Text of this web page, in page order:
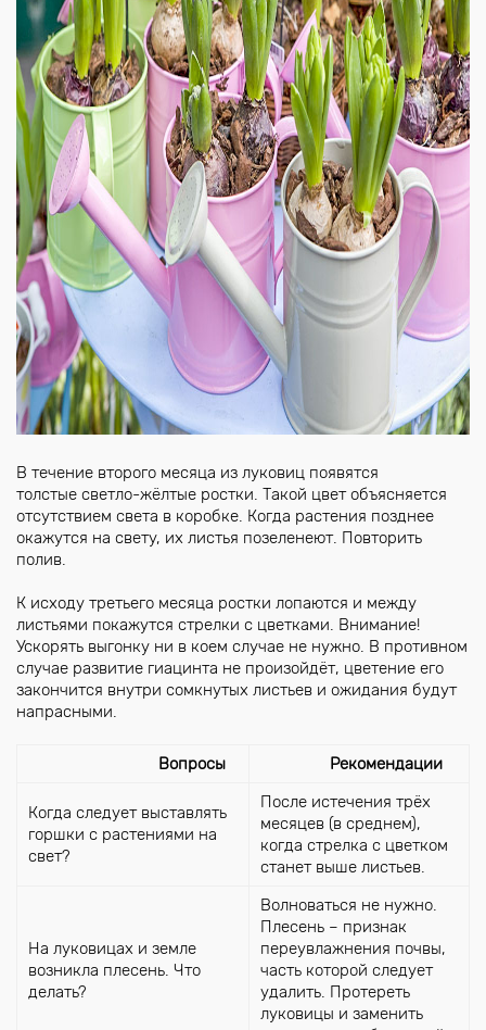
В течение второго месяца из луковиц появятся
толстые светло-жёлтые ростки. Такой цвет объясняется
отсутствием света в коробке. Когда растения позднее
окажутся на свету, их листья позеленеют. Повторить
полив.
К исходу третьего месяца ростки лопаются и между
листьями покажутся стрелки с цветками. Внимание!
Ускорять выгонку ни в коем случае не нужно. В противном
случае развитие гиацинта не произойдёт, цветение его
закончится внутри сомкнутых листьев и ожидания будут
напрасными.
Вопросы Рекомендации
Когда следует выставлять
горшки c растениями на
свет?
После истечения трёх
месяцев (в среднем),
когда стрелка с цветком
станет выше листьев.
На луковицах и земле
возникла плесень. Что
делать?
Волноваться не нужно.
Плесень – признак
переувлажнения почвы,
часть которой следует
удалить. Протереть
луковицы и заменить